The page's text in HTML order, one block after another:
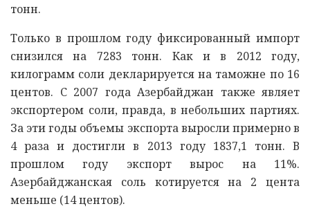
тонн.
Только в прошлом году фиксированный импорт
снизился на 7283 тонн. Как и в 2012 году,
килограмм соли декларируется на таможне по 16
центов. С 2007 года Азербайджан также являет
экспортером соли, правда, в небольших партиях.
За эти годы объемы экспорта выросли примерно в
4 раза и достигли в 2013 году 1837,1 тонн. В
прошлом году экспорт вырос на 11%.
Азербайджанская соль котируется на 2 цента
меньше (14 центов).